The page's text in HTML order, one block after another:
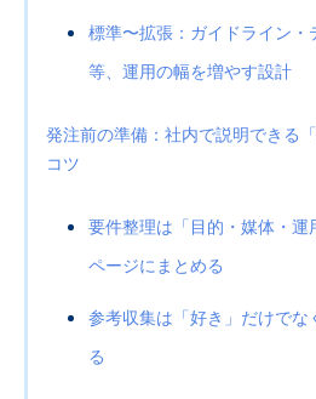
標準〜拡張：ガイドライン・
等、運用の幅を増やす設計
発注前の準備：社内で説明できる
コツ
要件整理は「目的・媒体・運
ページにまとめる
参考収集は「好き」だけでな
る